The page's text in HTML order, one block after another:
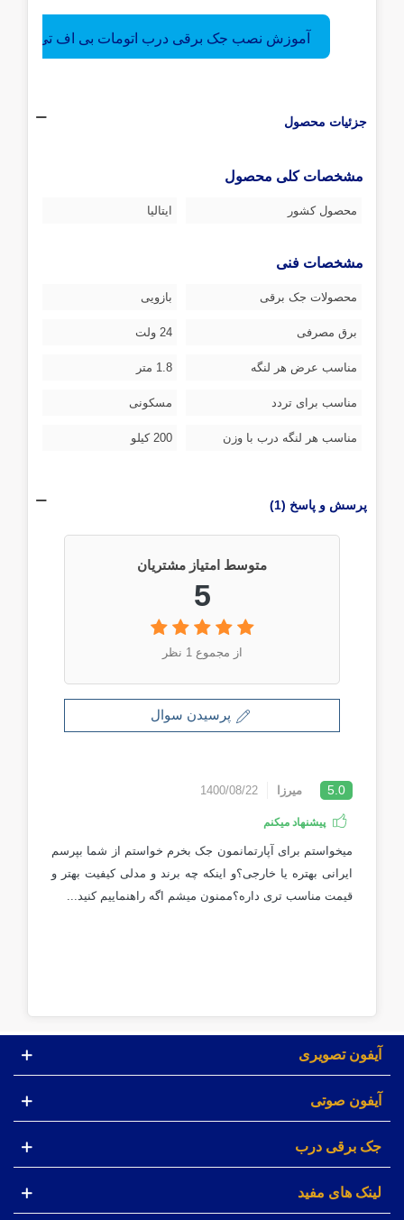
آموزش نصب جک برقی درب اتومات بی اف تی
جزئیات محصول
مشخصات کلی محصول
محصول کشور ایتالیا
مشخصات فنی
محصولات جک برقی بازویی
برق مصرفی 24 ولت
مناسب عرض هر لنگه 1.8 متر
مناسب برای تردد مسکونی
مناسب هر لنگه درب با وزن 200 کیلو
پرسش و پاسخ (1)
متوسط امتیاز مشتریان
5
از مجموع 1 نظر
پرسیدن سوال
5.0 میرزا 1400/08/22
پیشنهاد میکنم
میخواستم برای آپارتمانمون جک بخرم خواستم از شما بپرسم
ایرانی بهتره یا خارجی؟و اینکه چه برند و مدلی کیفیت بهتر و
قیمت مناسب تری داره؟ممنون میشم اگه راهنماییم کنید...
آیفون تصویری
آیفون صوتی
جک برقی درب
لینک های مفید